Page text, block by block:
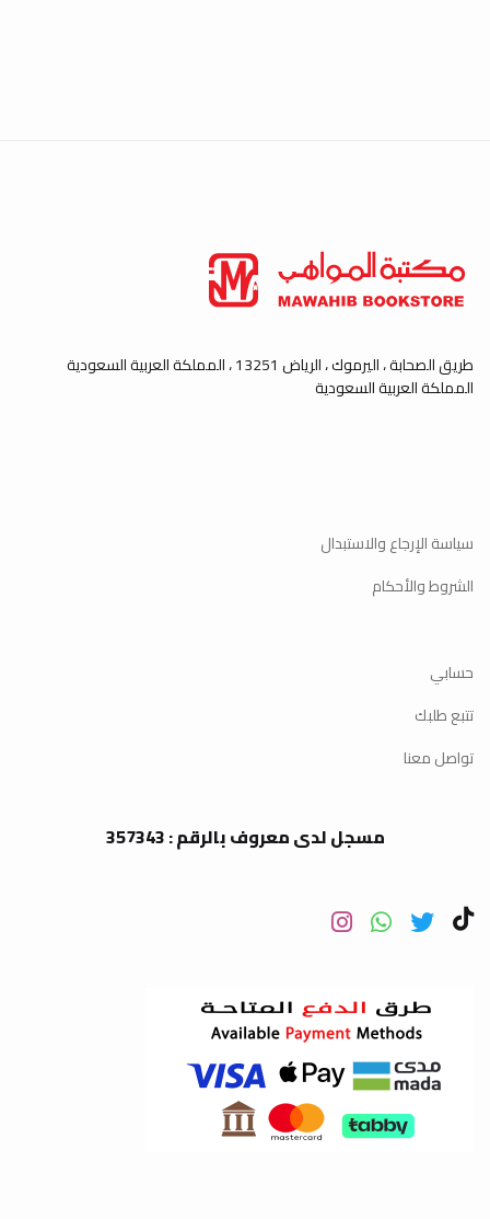
طريق الصحابة ، اليرموك ، الرياض 13251 ، المملكة العربية السعودية
المملكة العربية السعودية
سياسة الإرجاع والاستبدال
الشروط والأحكام
حسابي
تتبع طلبك
تواصل معنا
مسجل لدى معروف بالرقم : 357343